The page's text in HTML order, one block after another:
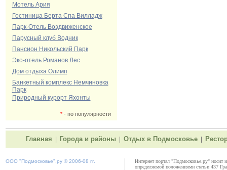
Мотель Ария
Гостиница Берта Спа Вилладж
Парк-Отель Воздвиженское
Парусный клуб Водник
Пансион Никольский Парк
Эко-отель Романов Лес
Дом отдыха Олимп
Банкетный комплекс Немчиновка
Парк
Природный курорт Яхонты
*- по популярности
Главная Города и районы Отдых в Подмосковье
ООО "Подмосковье" .ру © 2006-08 гг.
Интернет портал "Подмосковье.ру" носит
определяемой положениями статьи 437